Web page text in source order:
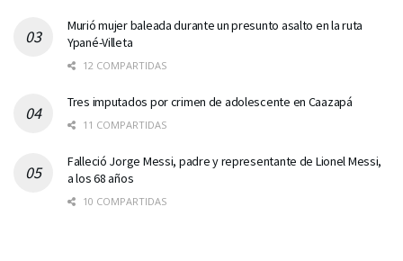
Murió mujer baleada durante un presunto asalto en la ruta
Ypané-Villeta
12 COMPARTIDAS
Tres imputados por crimen de adolescente en Caazapá
11 COMPARTIDAS
Falleció Jorge Messi, padre y representante de Lionel Messi,
a los 68 años
10 COMPARTIDAS